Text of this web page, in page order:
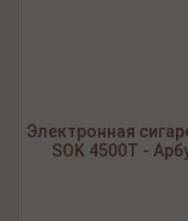
Электронная
SOK 4500Т -